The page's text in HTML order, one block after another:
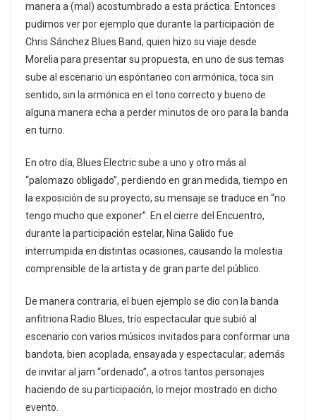
manera a (mal) acostumbrado a esta práctica. Entonces
pudimos ver por ejemplo que durante la participación de
Chris Sánchez Blues Band, quien hizo su viaje desde
Morelia para presentar su propuesta, en uno de sus temas
sube al escenario un espóntaneo con armónica, toca sin
sentido, sin la armónica en el tono correcto y bueno de
alguna manera echa a perder minutos de oro para la banda
en turno.
En otro día, Blues Electric sube a uno y otro más al
“palomazo obligado”, perdiendo en gran medida, tiempo en
la exposición de su proyecto, su mensaje se traduce en “no
tengo mucho que exponer”. En el cierre del Encuentro,
durante la participación estelar, Nina Galido fue
interrumpida en distintas ocasiones, causando la molestia
comprensible de la artista y de gran parte del público.
De manera contraria, el buen ejemplo se dio con la banda
anfitriona Radio Blues, trío espectacular que subió al
escenario con varios músicos invitados para conformar una
bandota, bien acoplada, ensayada y espectacular; además
de invitar al jam “ordenado”, a otros tantos personajes
haciendo de su participación, lo mejor mostrado en dicho
evento.